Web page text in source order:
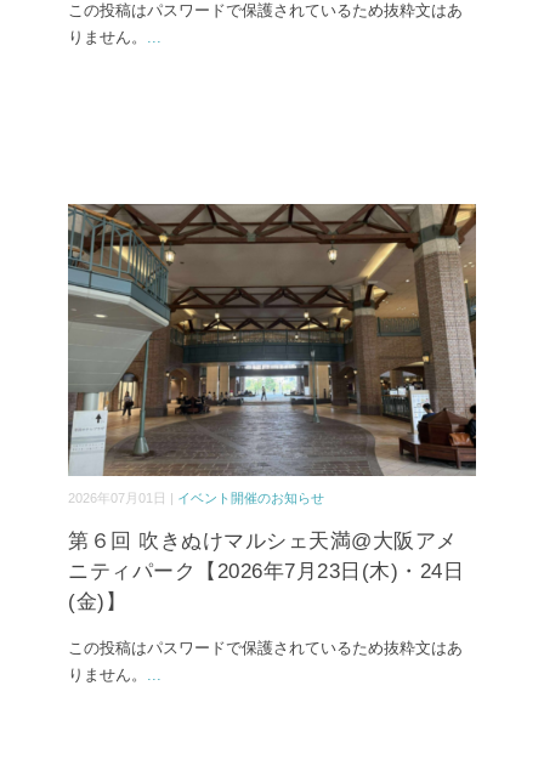
この投稿はパスワードで保護されているため抜粋文はあ
りません。 ...
2026年07月01日 | イベント開催のお知らせ
第６回 吹きぬけマルシェ天満@大阪アメ
ニティパーク【2026年7月23日(木)・24日
(金)】
この投稿はパスワードで保護されているため抜粋文はあ
りません。 ...